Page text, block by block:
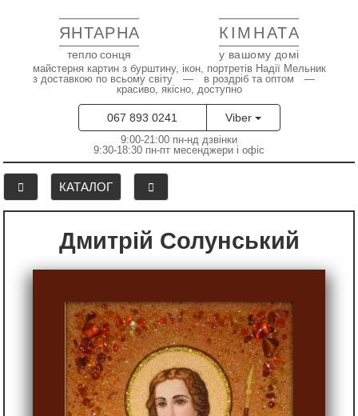
ЯНТАРНА КІМНАТА
тепло сонця у вашому домі
майстерня картин з бурштину, ікон, портретів Надії Мельник
з доставкою по всьому світу — в роздріб та оптом —
красиво, якісно, доступно
067 893 0241 Viber
9:00-21:00 пн-нд дзвінки
9:30-18:30 пн-пт месенджери і офіс
КАТАЛОГ
Дмитрій Солунський